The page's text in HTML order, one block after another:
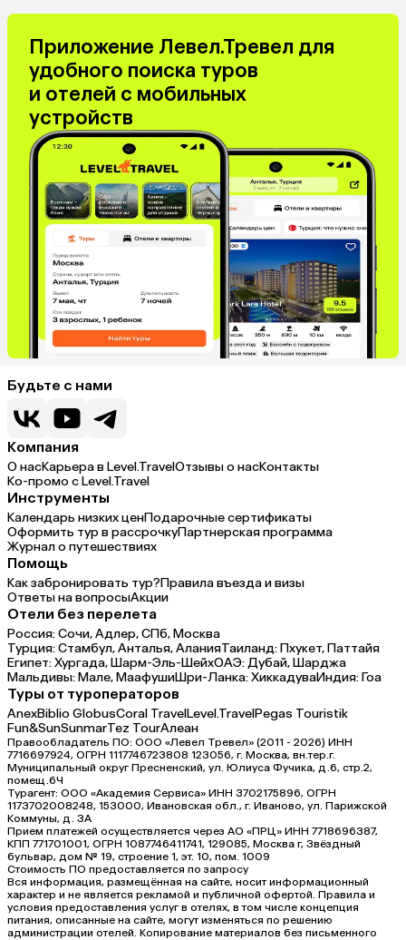
Приложение Левел.Тревел для
удобного поиска туров
и отелей с мобильных
устройств
Будьте с нами
Компания
О насКарьера в Level.TravelОтзывы о насКонтакты
Ко-промо с Level.Travel
Инструменты
Календарь низких ценПодарочные сертификаты
Оформить тур в рассрочкуПартнерская программа
Журнал о путешествиях
Помощь
Как забронировать тур?Правила въезда и визы
Ответы на вопросыАкции
Отели без перелета
Россия:Сочи,Адлер,СПб,Москва
Турция:Стамбул,Анталья,АланияТаиланд:Пхукет,Паттайя
Египет:Хургада,Шарм-Эль-ШейхОАЭ:Дубай,Шарджа
Мальдивы:Мале,МаафушиШри-Ланка:ХиккадуваИндия:Гоа
Туры от туроператоров
AnexBiblio GlobusCoral TravelLevel.TravelPegas Touristik
Fun&SunSunmarTez TourАлеан
Правообладатель ПО: ООО «Левел Тревел» (2011 - 2026) ИНН
7716697924, ОГРН 1117746723808 123056, г. Москва, вн.тер.г.
Муниципальный округ Пресненский, ул. Юлиуса Фучика, д.6, стр.2,
помещ.6Ч
Турагент: ООО «Академия Сервиса» ИНН 3702175896, ОГРН
1173702008248, 153000, Ивановская обл., г. Иваново, ул. Парижской
Коммуны, д. ЗА
Прием платежей осуществляется через АО «ПРЦ» ИНН 7718696387,
КПП 771701001, ОГРН 1087746411741, 129085, Москва г, Звёздный
бульвар, дом № 19, строение 1, эт. 10, пом. 1009
Стоимость ПО предоставляется по запросу
Вся информация, размещённая на сайте, носит информационный
характер и не является рекламой и публичной офертой. Правила и
условия предоставления услуг в отелях, в том числе концепция
питания, описанные на сайте, могут изменяться по решению
администрации отелей. Копирование материалов без письменного